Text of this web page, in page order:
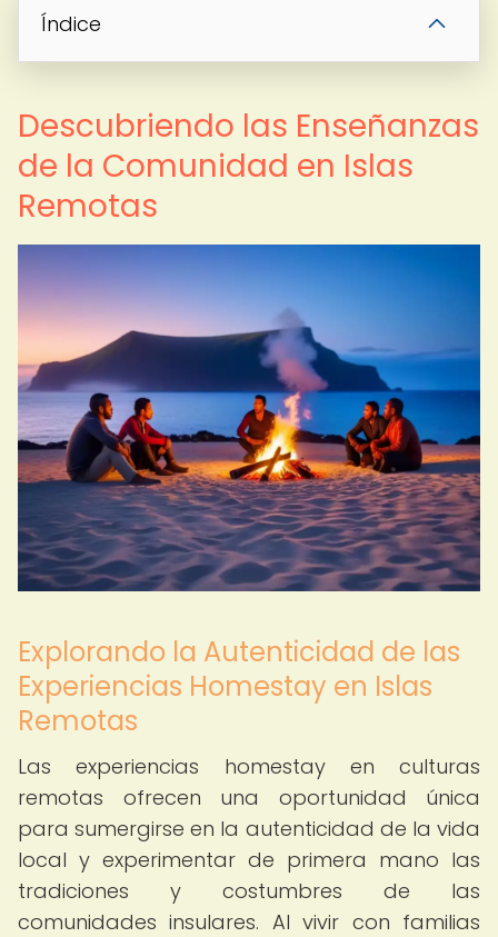
Índice
Descubriendo las Enseñanzas
de la Comunidad en Islas
Remotas
Explorando la Autenticidad de las
Experiencias Homestay en Islas
Remotas
Las experiencias homestay en culturas
remotas ofrecen una oportunidad única
para sumergirse en la autenticidad de la vida
local y experimentar de primera mano las
tradiciones y costumbres de las
comunidades insulares. Al vivir con familias